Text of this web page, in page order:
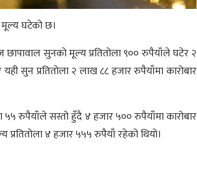
घटेको छ।
सुनको मूल्य प्रतितोला ९०० रुपैयाँले घटेर २
सुन प्रतितोला २ लाख ८८ हजार रुपैयाँमा कारोबार
रुपैयाँले सस्तो हुँदै ४ हजार ५०० रुपैयाँमा कारोबार
४ हजार ५५५ रुपैयाँ रहेको थियो।